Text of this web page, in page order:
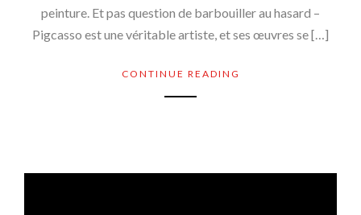
peinture. Et pas question de barbouiller au hasard –
Pigcasso est une véritable artiste, et ses œuvres se […]
CONTINUE READING